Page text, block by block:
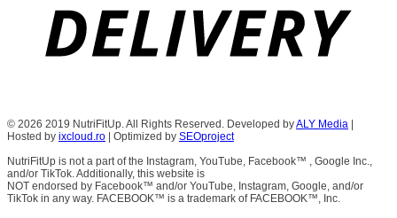
© 2026 2019 NutriFitUp. All Rights Reserved. Developed byALY Media |
Hosted by ixcloud.ro | Optimized by SEOproject
NutriFitUp is not a part of the Instagram, YouTube, Facebook™ , Google Inc.,
and/or TikTok. Additionally, this website is
NOT endorsed by Facebook™ and/or YouTube, Instagram, Google, and/or
TikTok in any way. FACEBOOK™ is a trademark of FACEBOOK™, Inc.